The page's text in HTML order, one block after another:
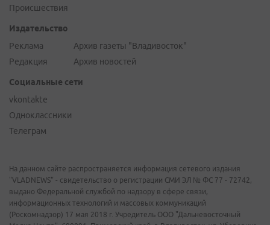
Происшествия
Издательство
Реклама
Редакция
Архив газеты "Владивосток"
Архив новостей
Социальные сети
vkontakte
Одноклассники
Телеграм
На данном сайте распространяется информация сетевого издания
"VLADNEWS" - свидетельство о регистрации СМИ ЭЛ № ФС 77 - 72742,
выдано Федеральной службой по надзору в сфере связи,
информационных технологий и массовых коммуникаций
(Роскомнадзор) 17 мая 2018 г. Учредитель ООО "Дальневосточный